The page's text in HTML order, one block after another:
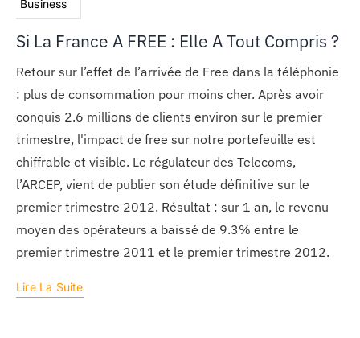
Business
Si La France A FREE : Elle A Tout Compris ?
Retour sur l’effet de l’arrivée de Free dans la téléphonie
: plus de consommation pour moins cher. Après avoir
conquis 2.6 millions de clients environ sur le premier
trimestre, l'impact de free sur notre portefeuille est
chiffrable et visible. Le régulateur des Telecoms,
l’ARCEP, vient de publier son étude définitive sur le
premier trimestre 2012. Résultat : sur 1 an, le revenu
moyen des opérateurs a baissé de 9.3% entre le
premier trimestre 2011 et le premier trimestre 2012.
Lire La Suite